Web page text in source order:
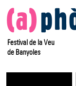
Festival de la Veu
de Banyoles